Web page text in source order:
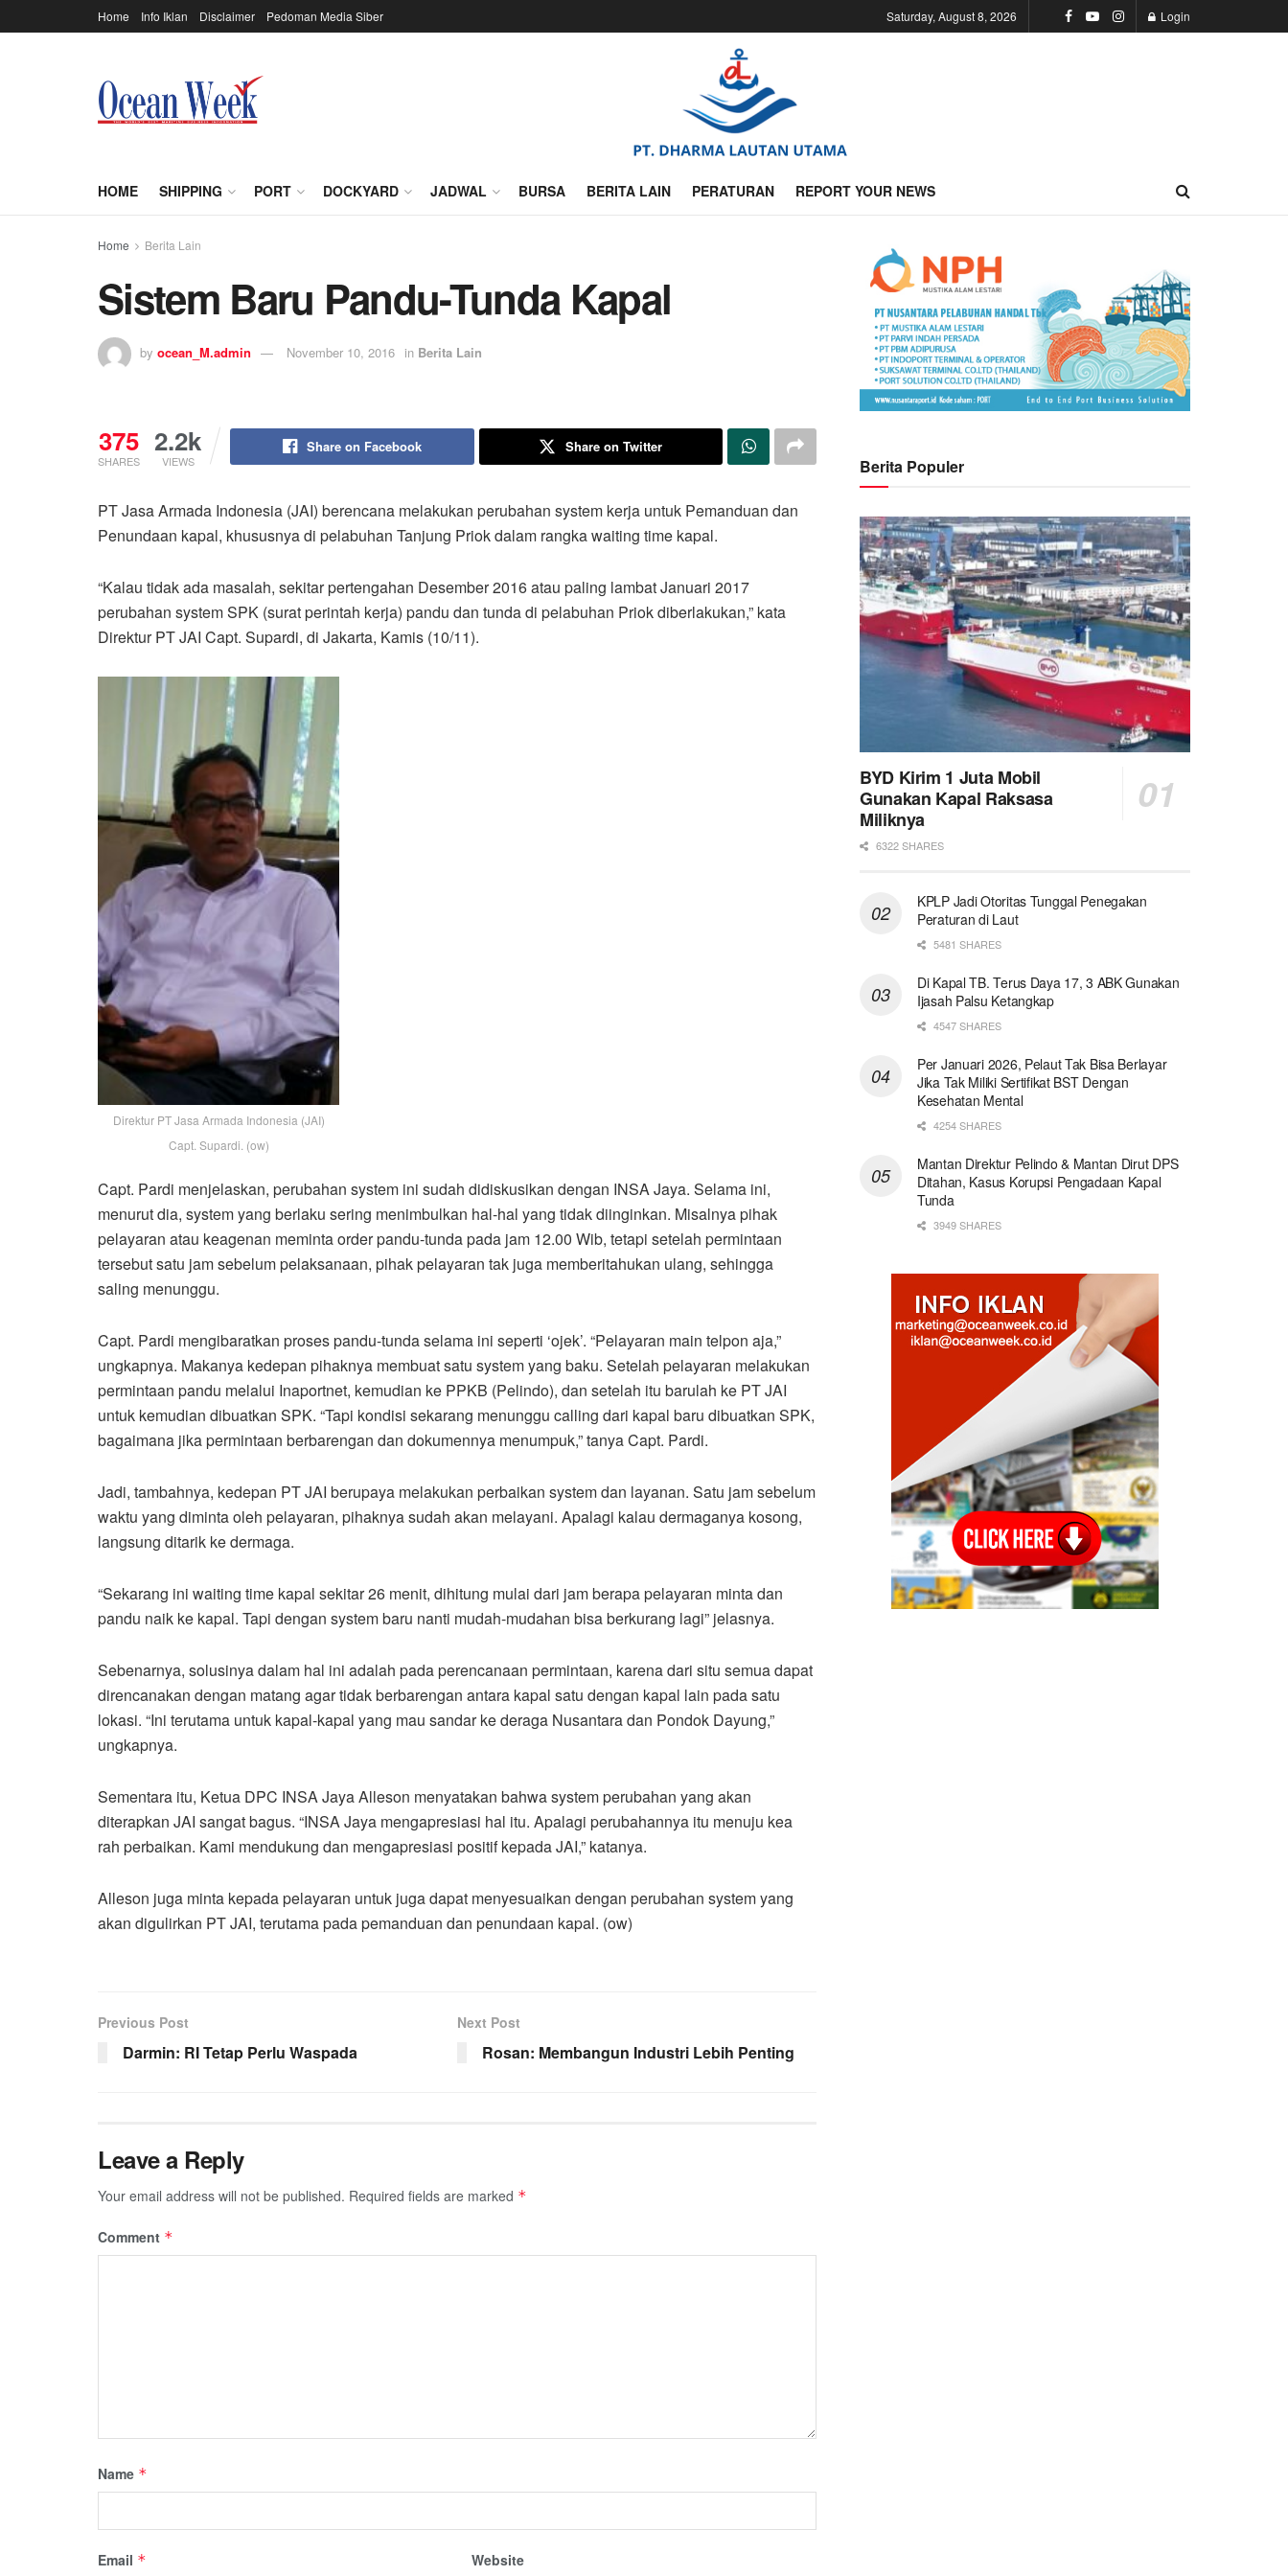
Home Info Iklan Disclaimer Pedoman Media Siber Saturday, August 8, 2026 Login
HOME SHIPPING PORT DOCKYARD JADWAL BURSA BERITA LAIN PERATURAN REPORT YOUR NEWS
Home Berita Lain
Sistem Baru Pandu-Tunda Kapal
by ocean_M.admin November 10, 2016 in Berita Lain
375
SHARES
2.2k
VIEWS
Share on Facebook Share on Twitter
PT Jasa Armada Indonesia (JAI) berencana melakukan perubahan system kerja untuk Pemanduan dan
Penundaan kapal, khususnya di pelabuhan Tanjung Priok dalam rangka waiting time kapal.
“Kalau tidak ada masalah, sekitar pertengahan Desember 2016 atau paling lambat Januari 2017
perubahan system SPK (surat perintah kerja) pandu dan tunda di pelabuhan Priok diberlakukan,” kata
Direktur PT JAI Capt. Supardi, di Jakarta, Kamis (10/11).
Direktur PT Jasa Armada Indonesia (JAI)
Capt. Supardi. (ow)
Capt. Pardi menjelaskan, perubahan system ini sudah didiskusikan dengan INSA Jaya. Selama ini,
menurut dia, system yang berlaku sering menimbulkan hal-hal yang tidak diinginkan. Misalnya pihak
pelayaran atau keagenan meminta order pandu-tunda pada jam 12.00 Wib, tetapi setelah permintaan
tersebut satu jam sebelum pelaksanaan, pihak pelayaran tak juga memberitahukan ulang, sehingga
saling menunggu.
Capt. Pardi mengibaratkan proses pandu-tunda selama ini seperti ‘ojek’. “Pelayaran main telpon aja,”
ungkapnya. Makanya kedepan pihaknya membuat satu system yang baku. Setelah pelayaran melakukan
permintaan pandu melalui Inaportnet, kemudian ke PPKB (Pelindo), dan setelah itu barulah ke PT JAI
untuk kemudian dibuatkan SPK. “Tapi kondisi sekarang menunggu calling dari kapal baru dibuatkan SPK,
bagaimana jika permintaan berbarengan dan dokumennya menumpuk,” tanya Capt. Pardi.
Jadi, tambahnya, kedepan PT JAI berupaya melakukan perbaikan system dan layanan. Satu jam sebelum
waktu yang diminta oleh pelayaran, pihaknya sudah akan melayani. Apalagi kalau dermaganya kosong,
langsung ditarik ke dermaga.
“Sekarang ini waiting time kapal sekitar 26 menit, dihitung mulai dari jam berapa pelayaran minta dan
pandu naik ke kapal. Tapi dengan system baru nanti mudah-mudahan bisa berkurang lagi” jelasnya.
Sebenarnya, solusinya dalam hal ini adalah pada perencanaan permintaan, karena dari situ semua dapat
direncanakan dengan matang agar tidak berbarengan antara kapal satu dengan kapal lain pada satu
lokasi. “Ini terutama untuk kapal-kapal yang mau sandar ke deraga Nusantara dan Pondok Dayung,”
ungkapnya.
Sementara itu, Ketua DPC INSA Jaya Alleson menyatakan bahwa system perubahan yang akan
diterapkan JAI sangat bagus. “INSA Jaya mengapresiasi hal itu. Apalagi perubahannya itu menuju kea
rah perbaikan. Kami mendukung dan mengapresiasi positif kepada JAI,” katanya.
Alleson juga minta kepada pelayaran untuk juga dapat menyesuaikan dengan perubahan system yang
akan digulirkan PT JAI, terutama pada pemanduan dan penundaan kapal. (ow)
Previous Post
Darmin: RI Tetap Perlu Waspada
Next Post
Rosan: Membangun Industri Lebih Penting
Leave a Reply
Your email address will not be published. Required fields are marked *
Comment *
Name *
Email * Website
Berita Populer
BYD Kirim 1 Juta Mobil
Gunakan Kapal Raksasa
Miliknya
6322 SHARES
KPLP Jadi Otoritas Tunggal Penegakan
Peraturan di Laut
5481 SHARES
Di Kapal TB. Terus Daya 17, 3 ABK Gunakan
Ijasah Palsu Ketangkap
4547 SHARES
Per Januari 2026, Pelaut Tak Bisa Berlayar
Jika Tak Miliki Sertifikat BST Dengan
Kesehatan Mental
4254 SHARES
Mantan Direktur Pelindo & Mantan Dirut DPS
Ditahan, Kasus Korupsi Pengadaan Kapal
Tunda
3949 SHARES